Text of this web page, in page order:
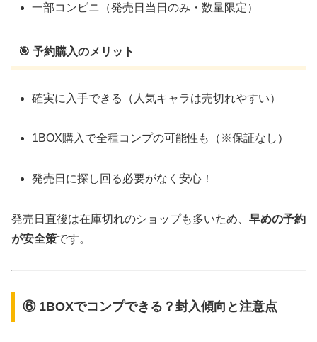
一部コンビニ（発売日当日のみ・数量限定）
🎯 予約購入のメリット
確実に入手できる（人気キャラは売切れやすい）
1BOX購入で全種コンプの可能性も（※保証なし）
発売日に探し回る必要がなく安心！
発売日直後は在庫切れのショップも多いため、 早めの予約
が安全策です。
⑥ 1BOXでコンプできる？封入傾向と注意点